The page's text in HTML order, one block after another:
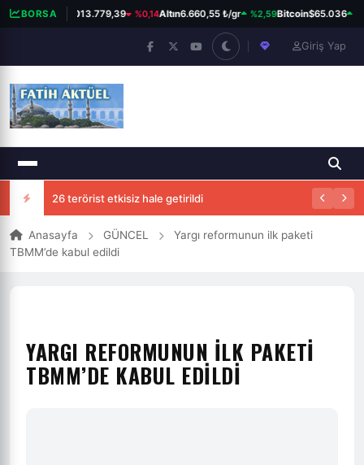
BORSA
BIST 100 13.779,39 %0,14Altın6.660,55 ₺/gr %2,59Bitcoin$65.036
Giriş Yap
26 terörist etkisiz hale getirildi
Anasayfa GÜNCEL
Yargı reformunun ilk paketi
TBMM’de kabul edildi
YARGI REFORMUNUN ILK PAKETI
TBMM’DE KABUL EDILDI